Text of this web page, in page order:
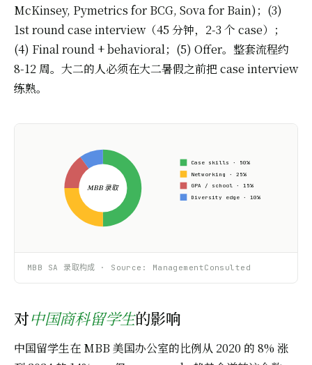
McKinsey, Pymetrics for BCG, Sova for Bain)；(3)
1st round case interview（45 分钟，2-3 个 case）；
(4) Final round + behavioral；(5) Offer。整套流程约
8-12 周。大二的人必须在大二暑假之前把 case interview
练熟。
MBB 录取
Case skills · 50%
Networking · 25%
GPA / school · 15%
Diversity edge · 10%
MBB SA 录取构成 · Source: ManagementConsulted
对中国商科留学生的影响
中国留学生在 MBB 美国办公室的比例从 2020 的 8% 涨